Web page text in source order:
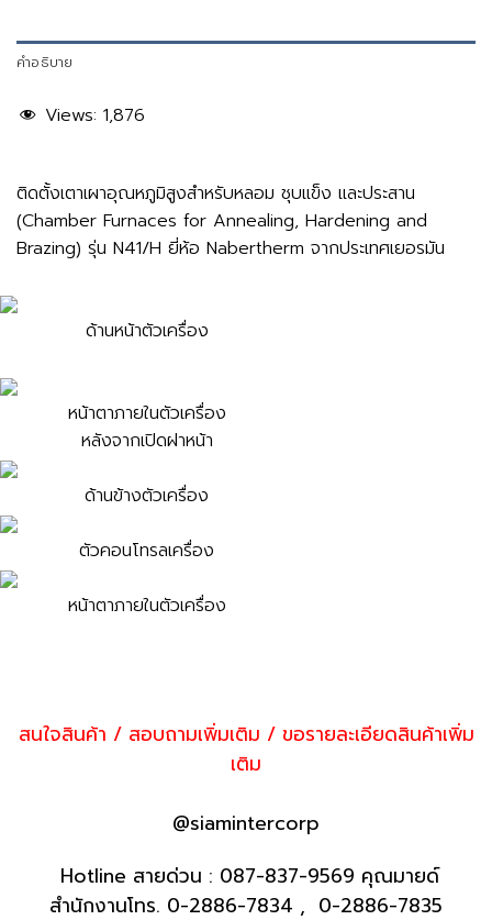
คำอธิบาย
Views: 1,876
ติดตั้งเตาเผาอุณหภูมิสูงสำหรับหลอม ชุบแข็ง และประสาน
(Chamber Furnaces for Annealing, Hardening and
Brazing) รุ่น N41/H ยี่ห้อ Nabertherm จากประเทศเยอรมัน
ด้านหน้าตัวเครื่อง
หน้าตาภายในตัวเครื่อง
หลังจากเปิดฝาหน้า
ด้านข้างตัวเครื่อง
ตัวคอนโทรลเครื่อง
หน้าตาภายในตัวเครื่อง
สนใจสินค้า / สอบถามเพิ่มเติม / ขอรายละเอียดสินค้าเพิ่ม
เติม
@siamintercorp
Hotline สายด่วน : 087-837-9569 คุณมายด์
สำนักงานโทร. 0-2886-7834 , 0-2886-7835